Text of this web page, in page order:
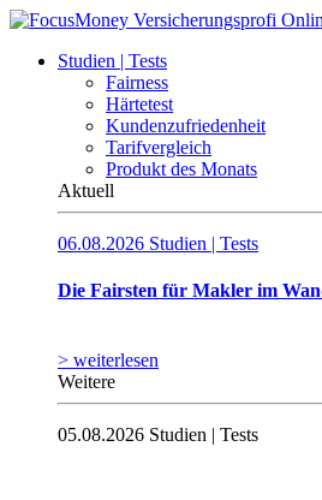
Studien | Tests
Fairness
Härtetest
Kundenzufriedenheit
Tarifvergleich
Produkt des Monats
Aktuell
06.08.2026 Studien | Tests
Die Fairsten für Makler im
> weiterlesen
Weitere
05.08.2026 Studien | Tests